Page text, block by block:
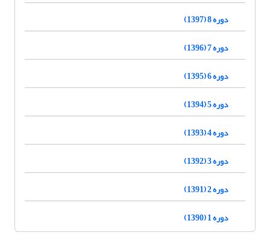
دوره 8 (1397)
دوره 7 (1396)
دوره 6 (1395)
دوره 5 (1394)
دوره 4 (1393)
دوره 3 (1392)
دوره 2 (1391)
دوره 1 (1390)